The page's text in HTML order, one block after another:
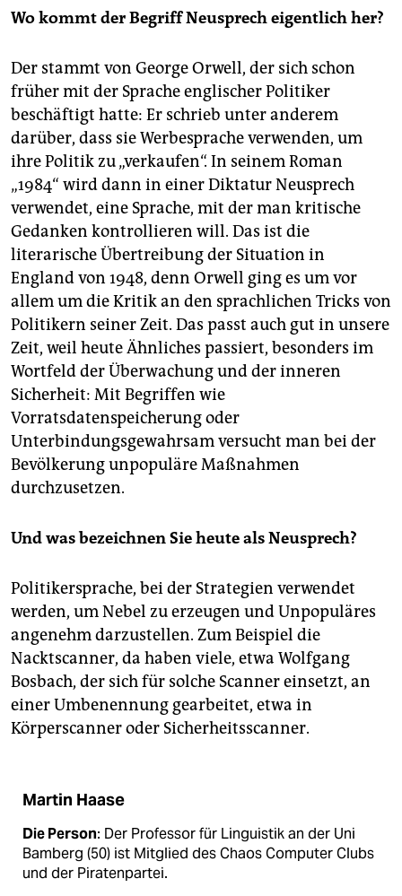
Wo kommt der Begriff Neusprech eigentlich her?
Der stammt von George Orwell, der sich schon
früher mit der Sprache englischer Politiker
beschäftigt hatte: Er schrieb unter anderem
darüber, dass sie Werbesprache verwenden, um
ihre Politik zu „verkaufen“. In seinem Roman
„1984“ wird dann in einer Diktatur Neusprech
verwendet, eine Sprache, mit der man kritische
Gedanken kontrollieren will. Das ist die
literarische Übertreibung der Situation in
England von 1948, denn Orwell ging es um vor
allem um die Kritik an den sprachlichen Tricks von
Politikern seiner Zeit. Das passt auch gut in unsere
Zeit, weil heute Ähnliches passiert, besonders im
Wortfeld der Überwachung und der inneren
Sicherheit: Mit Begriffen wie
Vorratsdatenspeicherung oder
Unterbindungsgewahrsam versucht man bei der
Bevölkerung unpopuläre Maßnahmen
durchzusetzen.
Und was bezeichnen Sie heute als Neusprech?
Politikersprache, bei der Strategien verwendet
werden, um Nebel zu erzeugen und Unpopuläres
angenehm darzustellen. Zum Beispiel die
Nacktscanner, da haben viele, etwa Wolfgang
Bosbach, der sich für solche Scanner einsetzt, an
einer Umbenennung gearbeitet, etwa in
Körperscanner oder Sicherheitsscanner.
Martin Haase
Die Person: Der Professor für Linguistik an der Uni
Bamberg (50) ist Mitglied des Chaos Computer Clubs
und der Piratenpartei.